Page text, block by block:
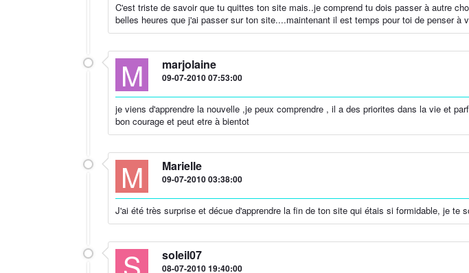
C'est triste de savoir que tu quittes ton site mais..je comprend tu dois passer à autre
belles heures que j'ai passer sur ton site....maintenant il est temps pour toi de penser
M marjolaine
09-07-2010 07:53:00
je viens d'apprendre la nouvelle ,je peux comprendre , il a des priorites dans la vie et
bon courage et peut etre à bientot
M Marielle
09-07-2010 03:38:00
J'ai été très surprise et décue d'apprendre la fin de ton site qui étais si formidable, je te
S soleil07
08-07-2010 19:40:00